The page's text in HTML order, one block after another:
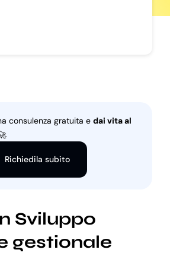
consulenza gratuita e dai vita al
Richiedila subito
Sviluppo
gestionale